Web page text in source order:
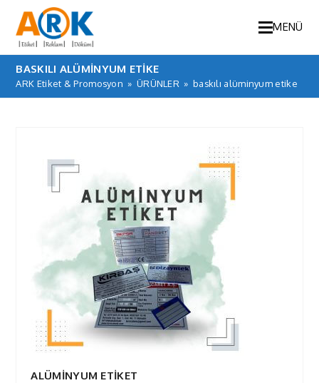
MENÜ
BASKILI ALÜMINYUM ETIKE
ARK Etiket & Promosyon » ÜRÜNLER » baskılı alüminyum etike
ALÜMİNYUM ETİKET